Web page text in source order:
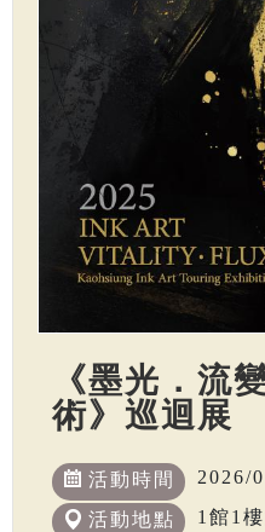
《墨光．流
術》巡迴展
活動時間 2026/
活動地點 1館1